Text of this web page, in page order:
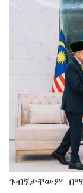
ጉብኝታቸውም